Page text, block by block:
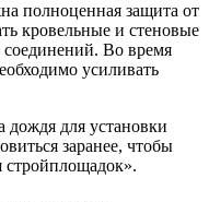
полноценная защита от
кровельные и стеновые
соединений. Во время
усиливать
дождя для установки
заранее, чтобы
стройплощадок».